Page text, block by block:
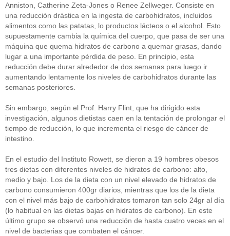
Anniston, Catherine Zeta-Jones o Renee Zellweger. Consiste en
una reducción drástica en la ingesta de carbohidratos, incluidos
alimentos como las patatas, lo productos lácteos o el alcohol. Esto
supuestamente cambia la química del cuerpo, que pasa de ser una
máquina que quema hidratos de carbono a quemar grasas, dando
lugar a una importante pérdida de peso. En principio, esta
reducción debe durar alrededor de dos semanas para luego ir
aumentando lentamente los niveles de carbohidratos durante las
semanas posteriores.
Sin embargo, según el Prof. Harry Flint, que ha dirigido esta
investigación, algunos dietistas caen en la tentación de prolongar el
tiempo de reducción, lo que incrementa el riesgo de cáncer de
intestino.
En el estudio del Instituto Rowett, se dieron a 19 hombres obesos
tres dietas con diferentes niveles de hidratos de carbono: alto,
medio y bajo. Los de la dieta con un nivel elevado de hidratos de
carbono consumieron 400gr diarios, mientras que los de la dieta
con el nivel más bajo de carbohidratos tomaron tan solo 24gr al día
(lo habitual en las dietas bajas en hidratos de carbono). En este
último grupo se observó una reducción de hasta cuatro veces en el
nivel de bacterias que combaten el cáncer.